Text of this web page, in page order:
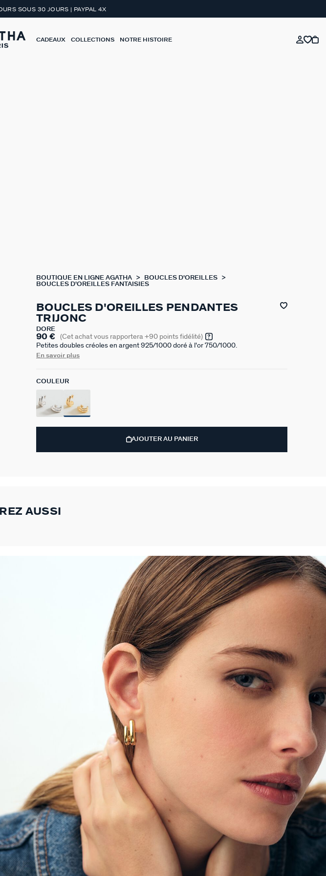
SOUS 30 JOURS | PAYPAL 4X
CADEAUX COLLECTIONS NOTRE HISTOIRE
BOUTIQUE EN LIGNE AGATHA
BOUCLES D'OREILLES
BOUCLES D'OREILLES FANTAISIES
BOUCLES D'OREILLES PENDANTES
TRIJONC
DORÉ
90 € (Cet achat vous rapportera +90 points fidélité)
Petites doubles créoles en argent 925/1000 doré à l'or 750/1000.
En savoir plus
COULEUR
AJOUTER AU PANIER
AUSSI